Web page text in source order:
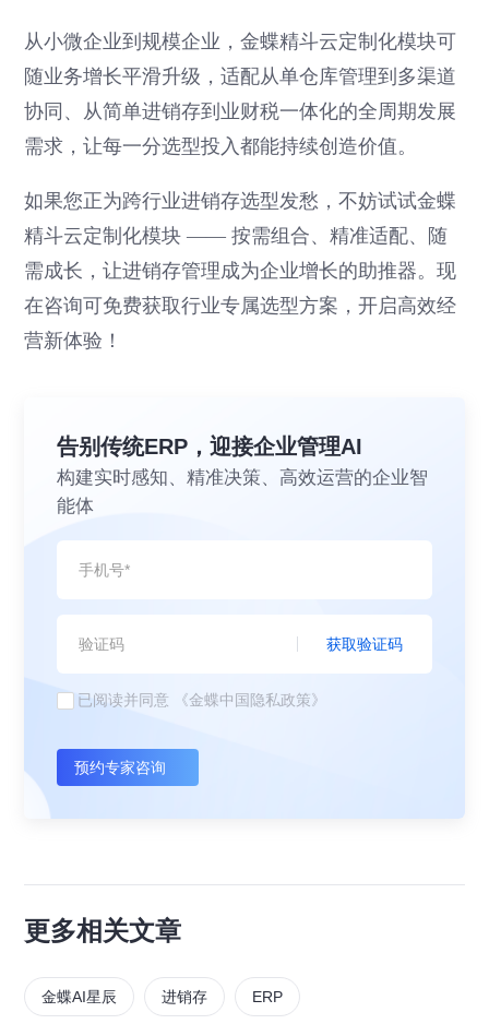
从小微企业到规模企业，金蝶精斗云定制化模块可
随业务增长平滑升级，适配从单仓库管理到多渠道
协同、从简单进销存到业财税一体化的全周期发展
需求，让每一分选型投入都能持续创造价值。
如果您正为跨行业进销存选型发愁，不妨试试金蝶
精斗云定制化模块 —— 按需组合、精准适配、随
需成长，让进销存管理成为企业增长的助推器。现
在咨询可免费获取行业专属选型方案，开启高效经
营新体验！
告别传统ERP，迎接企业管理AI
构建实时感知、精准决策、高效运营的企业智
能体
获取验证码
已阅读并同意 《金蝶中国隐私政策》
预约专家咨询
更多相关文章
金蝶AI星辰 进销存 ERP